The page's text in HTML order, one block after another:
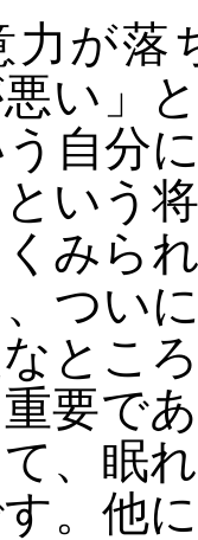
力が落
い」
自分
いう
みら
つい
とこ
要で
、眠
。他